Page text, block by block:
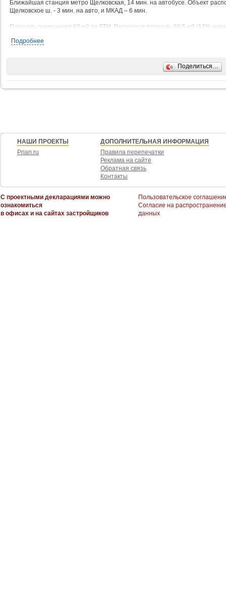
Ближайшая станция метро Щелковская, 14 мин. на автобусе. Объект
Щелковское ш. - 3 мин. на авто, и МКАД – 6 мин.
Площадь помещения 62 м2 по БТИ. Pасчeтнaя площaдь 69,5 м2 (12%
отмеченные на плане.
Возможно предоставление арендных каникул.
Обеспечительный платеж 1 месяц.
В арендную ставку включены эксплуатационные расходы, коммунальные
С агентствами и брокерами не работаем. Комиссию не выплачиваем.
Подробнее
Поделиться…
НАШИ ПРОЕКТЫ
Prian.ru
ДОПОЛНИТЕЛЬНАЯ ИНФОРМАЦИЯ
Правила перепечатки
Реклама на сайте
Обратная связь
Контакты
С проектными декларациями можно
ознакомиться
в офисах и на сайтах застройщиков
Пользовательское
Согласие на
данных